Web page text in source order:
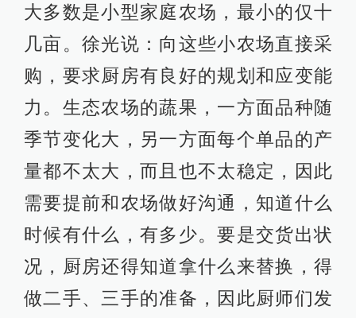
大多数是小型家庭农场，最小的仅十
几亩。徐光说：向这些小农场直接采
购，要求厨房有良好的规划和应变能
力。生态农场的蔬果，一方面品种随
季节变化大，另一方面每个单品的产
量都不太大，而且也不太稳定，因此
需要提前和农场做好沟通，知道什么
时候有什么，有多少。要是交货出状
况，厨房还得知道拿什么来替换，得
做二手、三手的准备，因此厨师们发